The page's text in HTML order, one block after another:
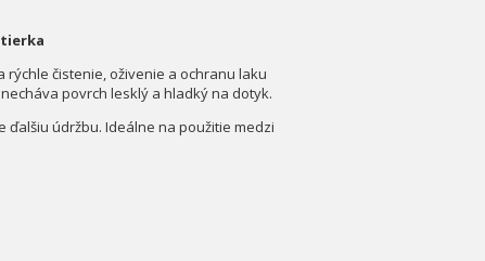
rýchle čistenie, oživenie a ochranu laku
povrch lesklý a hladký na dotyk.
údržbu. Ideálne na použitie medzi